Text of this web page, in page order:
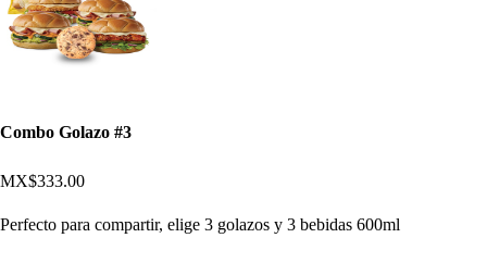
Combo Golazo #3
MX$333.00
Perfecto para compartir, elige 3 golazos y 3 bebidas 600ml